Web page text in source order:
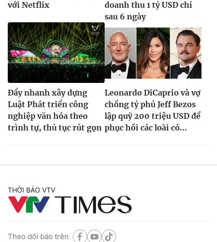
với Netflix
doanh thu 1 tỷ USD chỉ
sau 6 ngày
Đẩy nhanh xây dựng
Luật Phát triển công
nghiệp văn hóa theo
trình tự, thủ tục rút gọn
Leonardo DiCaprio và vợ
chồng tỷ phú Jeff Bezos
lập quỹ 200 triệu USD để
phục hồi các loài có...
THỜI BÁO VTV
Theo dõi báo trên